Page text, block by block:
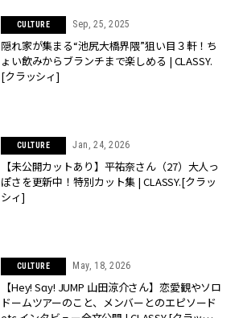
CULTURE Sep, 25, 2025
隠れ家が集まる“池尻大橋界隈”狙い目３軒！ち
ょい飲みからブランチまで楽しめる | CLASSY.
[クラッシィ]
CULTURE Jan, 24, 2026
【未公開カットあり】平祐奈さん（27）大人っ
ぽさを更新中！特別カット集 | CLASSY.[クラッ
シィ]
CULTURE May, 18, 2026
【Hey! Sɑy! JUMP 山田涼介さん】恋愛観やソロ
ドームツアーのこと、メンバーとのエピソード